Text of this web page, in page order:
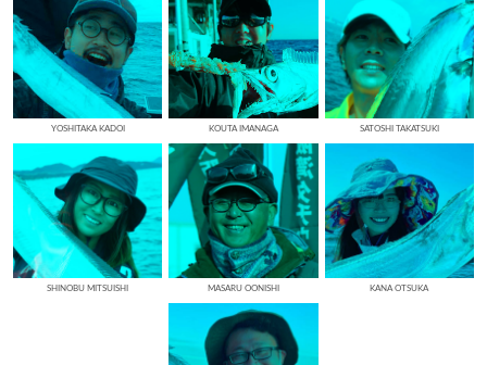
YOSHITAKA KADOI KOUTA IMANAGA SATOSHI TAKATSUKI
SHINOBU MITSUISHI MASARU OONISHI KANA OTSUKA